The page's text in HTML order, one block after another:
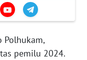
Polhukam,
pemilu 2024.